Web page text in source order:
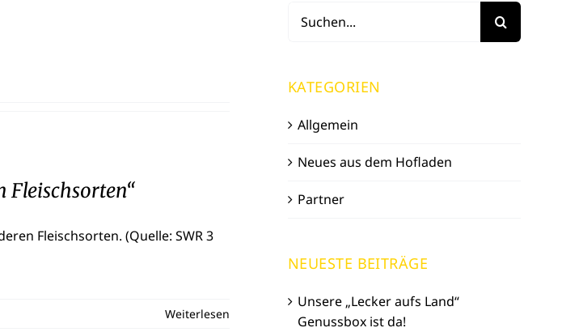
Fleischsorten“
Fleischsorten. (Quelle: SWR 3
Weiterlesen
nach:
KATEGORIEN
Allgemein
Neues aus dem Hofladen
Partner
NEUESTE BEITRÄGE
Unsere „Lecker aufs Land“
Genussbox ist da!